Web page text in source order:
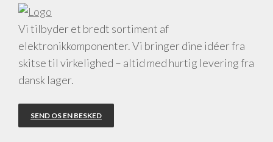
Vi tilbyder et bredt sortiment af
elektronikkomponenter. Vi bringer dine idéer fra
skitse til virkelighed – altid med hurtig levering fra
dansk lager.
SEND OS EN BESKED